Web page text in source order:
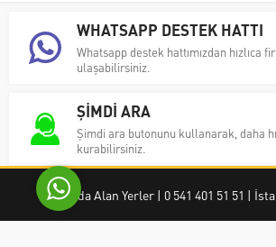
WHATSAPP DESTEK HATTI
Whatsapp destek hattımızdan hızlıca
ulaşabilirsiniz.
ŞİMDİ ARA
Şimdi ara butonunu kullanarak, daha
kurabilirsiniz.
Hurda Alan Yerler | 0 541 401 51 51 |
Cevap Yaz